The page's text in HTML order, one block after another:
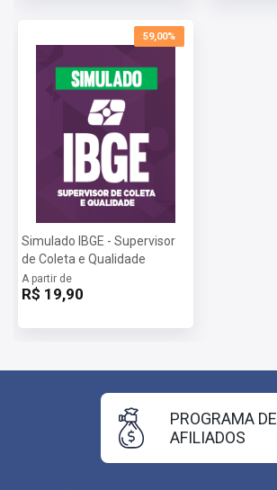
59,00%
Simulado IBGE - Supervisor
de Coleta e Qualidade
A partir de
R$ 19,90
PROGRAMA DE
AFILIADOS